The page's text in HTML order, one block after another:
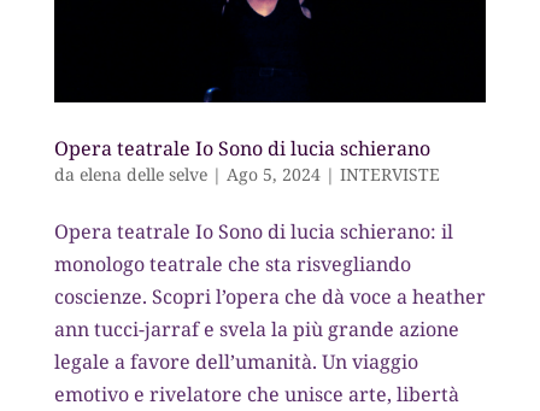
Opera teatrale Io Sono di lucia schierano
da elena delle selve| Ago 5, 2024| INTERVISTE
Opera teatrale Io Sono di lucia schierano: il
monologo teatrale che sta risvegliando
coscienze. Scopri l’opera che dà voce a heather
ann tucci-jarraf e svela la più grande azione
legale a favore dell’umanità. Un viaggio
emotivo e rivelatore che unisce arte, libertà